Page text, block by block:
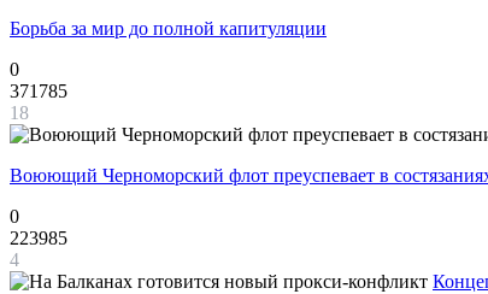
Борьба за мир до полной капитуляции
0
371785
18
Воюющий Черноморский флот преуспевает в
0
223985
4